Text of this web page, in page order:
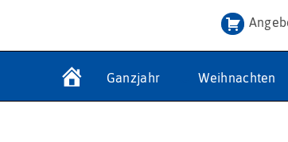
Ganzjahr Weihnachten